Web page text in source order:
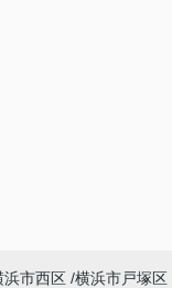
浜市西区 横浜市戸塚区